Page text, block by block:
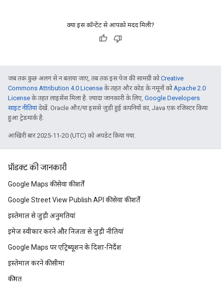
क्या इस कॉन्टेंट से आपको मदद मिली?
जब तक कुछ अलग से न बताया जाए, तब तक इस पेज की सामग्री कोCreative
Commons Attribution 4.0 License के तहत और कोड के नमूनों कोApache 2.0
License के तहत लाइसेंस मिला है. ज़्यादा जानकारी के लिए, Google Developers
साइट नीतियांदेखें. Oracle और/या इससे जुड़ी हुई कंपनियों का, Java एक रजिस्टर किया
हुआ ट्रेडमार्क है.
आखिरी बार 2025-11-20 (UTC) को अपडेट किया गया.
प्रॉडक्ट की जानकारी
Google Maps की सेवा की शर्तें
Google Street View Publish API की सेवा की शर्तें
इस्तेमाल से जुड़ी अनुमतियां
इमेज स्वीकार करने और निजता से जुड़ी नीतियां
Google Maps पर एट्रिब्यूशन के दिशा-निर्देश
इस्तेमाल करने की सीमा
कीमत